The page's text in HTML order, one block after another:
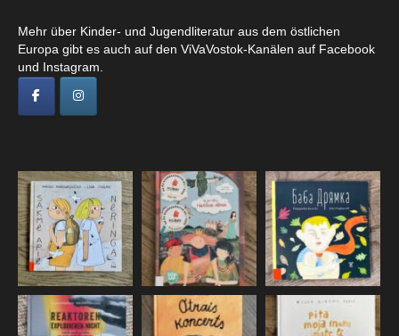
Mehr über Kinder- und Jugendliteratur aus dem östlichen
Europa gibt es auch auf den ViVaVostok-Kanälen auf Facebook
und Instagram.